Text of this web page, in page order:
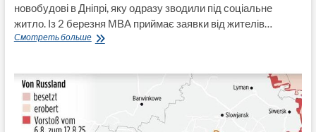
новобудові в Дніпрі, яку одразу зводили під соціальне
житло. Із 2 березня МВА приймає заявки від жителів…
Смотреть большеВ
квартир
Покровська